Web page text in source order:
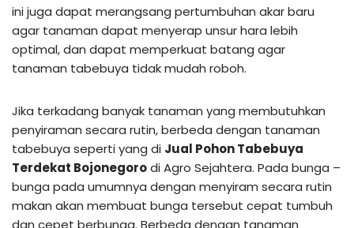
ini juga dapat merangsang pertumbuhan akar baru
agar tanaman dapat menyerap unsur hara lebih
optimal, dan dapat memperkuat batang agar
tanaman tabebuya tidak mudah roboh.
Jika terkadang banyak tanaman yang membutuhkan
penyiraman secara rutin, berbeda dengan tanaman
tabebuya seperti yang di Jual Pohon Tabebuya
Terdekat Bojonegorodi Agro Sejahtera. Pada bunga –
bunga pada umumnya dengan menyiram secara rutin
makan akan membuat bunga tersebut cepat tumbuh